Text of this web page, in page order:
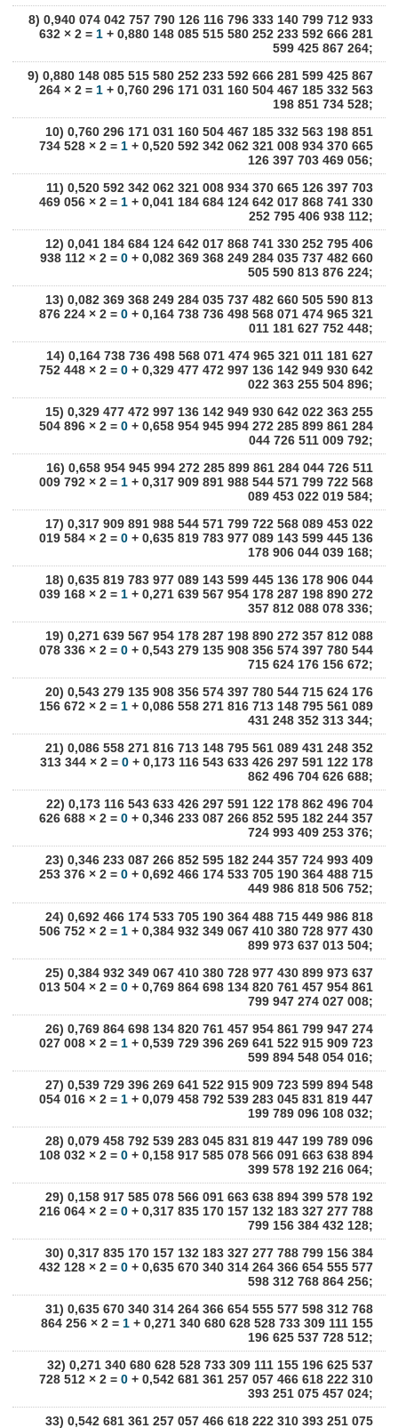
8) 0,940 074 042 757 790 126 116 796 333 140 799 712 933
632 × 2 = 1+ 0,880 148 085 515 580 252 233 592 666 281
599 425 867 264;
9) 0,880 148 085 515 580 252 233 592 666 281 599 425 867
264 × 2 = 1+ 0,760 296 171 031 160 504 467 185 332 563
198 851 734 528;
10) 0,760 296 171 031 160 504 467 185 332 563 198 851
734 528 × 2 = 1+ 0,520 592 342 062 321 008 934 370 665
126 397 703 469 056;
11) 0,520 592 342 062 321 008 934 370 665 126 397 703
469 056 × 2 = 1+ 0,041 184 684 124 642 017 868 741 330
252 795 406 938 112;
12) 0,041 184 684 124 642 017 868 741 330 252 795 406
938 112 × 2 = 0+ 0,082 369 368 249 284 035 737 482 660
505 590 813 876 224;
13) 0,082 369 368 249 284 035 737 482 660 505 590 813
876 224 × 2 = 0+ 0,164 738 736 498 568 071 474 965 321
011 181 627 752 448;
14) 0,164 738 736 498 568 071 474 965 321 011 181 627
752 448 × 2 = 0+ 0,329 477 472 997 136 142 949 930 642
022 363 255 504 896;
15) 0,329 477 472 997 136 142 949 930 642 022 363 255
504 896 × 2 = 0+ 0,658 954 945 994 272 285 899 861 284
044 726 511 009 792;
16) 0,658 954 945 994 272 285 899 861 284 044 726 511
009 792 × 2 = 1+ 0,317 909 891 988 544 571 799 722 568
089 453 022 019 584;
17) 0,317 909 891 988 544 571 799 722 568 089 453 022
019 584 × 2 = 0+ 0,635 819 783 977 089 143 599 445 136
178 906 044 039 168;
18) 0,635 819 783 977 089 143 599 445 136 178 906 044
039 168 × 2 = 1+ 0,271 639 567 954 178 287 198 890 272
357 812 088 078 336;
19) 0,271 639 567 954 178 287 198 890 272 357 812 088
078 336 × 2 = 0+ 0,543 279 135 908 356 574 397 780 544
715 624 176 156 672;
20) 0,543 279 135 908 356 574 397 780 544 715 624 176
156 672 × 2 = 1+ 0,086 558 271 816 713 148 795 561 089
431 248 352 313 344;
21) 0,086 558 271 816 713 148 795 561 089 431 248 352
313 344 × 2 = 0+ 0,173 116 543 633 426 297 591 122 178
862 496 704 626 688;
22) 0,173 116 543 633 426 297 591 122 178 862 496 704
626 688 × 2 = 0+ 0,346 233 087 266 852 595 182 244 357
724 993 409 253 376;
23) 0,346 233 087 266 852 595 182 244 357 724 993 409
253 376 × 2 = 0+ 0,692 466 174 533 705 190 364 488 715
449 986 818 506 752;
24) 0,692 466 174 533 705 190 364 488 715 449 986 818
506 752 × 2 = 1+ 0,384 932 349 067 410 380 728 977 430
899 973 637 013 504;
25) 0,384 932 349 067 410 380 728 977 430 899 973 637
013 504 × 2 = 0+ 0,769 864 698 134 820 761 457 954 861
799 947 274 027 008;
26) 0,769 864 698 134 820 761 457 954 861 799 947 274
027 008 × 2 = 1+ 0,539 729 396 269 641 522 915 909 723
599 894 548 054 016;
27) 0,539 729 396 269 641 522 915 909 723 599 894 548
054 016 × 2 = 1+ 0,079 458 792 539 283 045 831 819 447
199 789 096 108 032;
28) 0,079 458 792 539 283 045 831 819 447 199 789 096
108 032 × 2 = 0+ 0,158 917 585 078 566 091 663 638 894
399 578 192 216 064;
29) 0,158 917 585 078 566 091 663 638 894 399 578 192
216 064 × 2 = 0+ 0,317 835 170 157 132 183 327 277 788
799 156 384 432 128;
30) 0,317 835 170 157 132 183 327 277 788 799 156 384
432 128 × 2 = 0+ 0,635 670 340 314 264 366 654 555 577
598 312 768 864 256;
31) 0,635 670 340 314 264 366 654 555 577 598 312 768
864 256 × 2 = 1+ 0,271 340 680 628 528 733 309 111 155
196 625 537 728 512;
32) 0,271 340 680 628 528 733 309 111 155 196 625 537
728 512 × 2 = 0+ 0,542 681 361 257 057 466 618 222 310
393 251 075 457 024;
33) 0,542 681 361 257 057 466 618 222 310 393 251 075